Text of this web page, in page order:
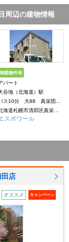
周辺の建物情報
掲載物件有
パート
谷地（北海道）駅
ス10分 大88 真栄団地線 真栄下車：停歩7分
スポワール
田店
オススメ キャンペーン